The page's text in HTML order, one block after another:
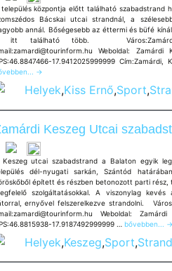
központja előtt található szabadstrand
Bácskai utcai strandnál, a
annál. Bőségesebb az éttermi és büfé
itt található több. Város:Zamárdi
Weboldal:
17.9412025999999
→
Helyek,Kiss Ernő,Sport,
Keszeg Utcai
Keszeg utcai szabadstrand a Balaton egyik
dél-nyugati sarkán, Szántód
épített és részben betonozott parti rész,
szolgáltatásokkal. A viszonylag
ernyővel felszerelkezve strandolni.
Weboldal:
17.9187492999999 …
Zamárdi
Utcai
bővebben... →
Helyek,Keszeg,Sport,Strand